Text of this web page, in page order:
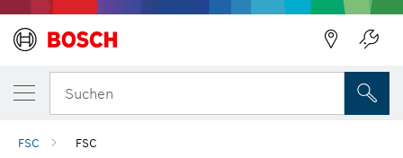
Suchen
FSC FSC